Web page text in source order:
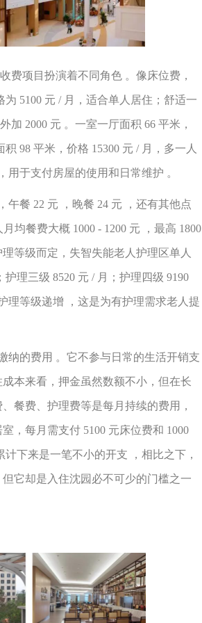
费项目扮演着不同角色 。像床位费，
为 5100 元 / 月，适合单人居住；舒适一
加 2000 元 。一室一厅面积 66 平米，
积 98 平米，价格 15300 元 / 月，多一人
于支付房屋的使用和日常维护 。
午餐 22 元 ，晚餐 24 元 ，还有其他点
月均餐费大概 1000 - 1200 元 ，最高 1800
等级而定，失智失能老人护理区单人
护理三级 8520 元 / 月；护理四级 9190
理等级递增 ，这是为有护理需求老人提
纳的费用 。它不参与日常的生活开销支
本来看，押金虽然数额不小，但在长
餐费、护理费等是每月持续的费用，
，每月需支付 5100 元床位费和 1000
计下来是一笔不小的开支 ，相比之下，
它却是入住沈园必不可少的门槛之一